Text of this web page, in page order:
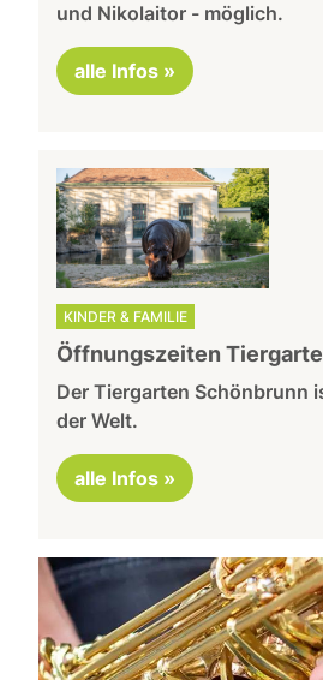
und Nikolaitor - möglich.
alle Infos »
KINDER & FAMILIE
Öffnungszeiten
Der Tiergarten Schönbrunn
der Welt.
alle Infos »